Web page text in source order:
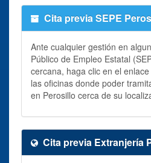
Cita previa SEPE
Ante cualquier gestión en
Público de Empleo Estatal
cercana, haga clic en el
las oficinas donde poder
en Perosillo cerca de su
Cita previa Extranjería